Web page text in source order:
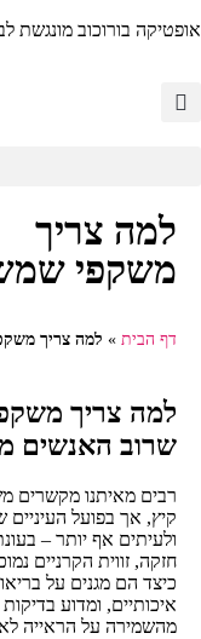
אופטיקה בורוכוב מונגשת
למה צריך
משקפי
דף הבית » למה צריך
למה צריך
שרוב האנשים
רבים מאיתנו מקשרים
קיץ, אך בפועל
ולעיתים אף יותר –
חזקה, זווית הקרניים
כיצד הם מגנים על
איכותיים, ומדוע
מהשמירה על הראייה